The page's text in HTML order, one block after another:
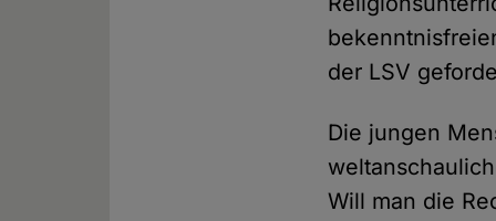
der LSV
Die jungen
Will man die